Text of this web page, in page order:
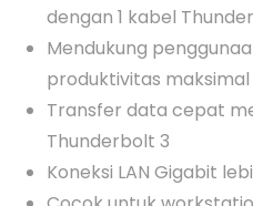
dengan 1 kabel
Mendukung
produktivitas maksimal
Transfer data cepat
Thunderbolt 3
Koneksi LAN Gigabit